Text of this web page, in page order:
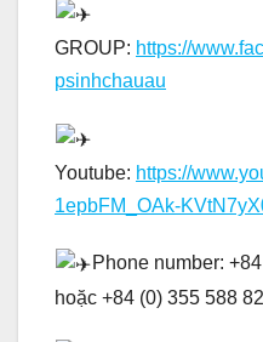
GROUP: https://
psinhchauau
Youtube: https://
1epbFM_OAk-
Phone number:
hoặc +84 (0) 355 588